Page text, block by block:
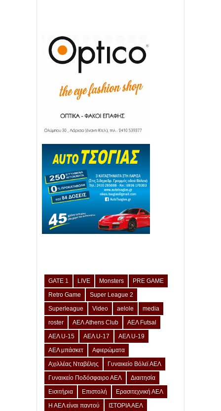
GATE 1 LIVE Monsters
PRE GAME
Retro Game
Super League 2
Superleague
Video aelole
media
roster
ΑΕΛ Athens Club
ΑΕΛ Futsal
ΑΕΛ U-15
ΑΕΛ U-17
ΑΕΛ U-19
ΑΕΛ μπάσκετ
Αφιερώματα
Αχιλλέας Νταβέλης
Γυναικείο Βόλεϊ ΑΕΛ
Γυναικείο Ποδόσφαιρο ΑΕΛ
Διαιτησία
Εισιτήρια
Επιστολή
Ερασιτεχνική ΑΕΛ
Η ΑΕΛ είναι παντού
ΙΣΤΟΡΙΑ ΑΕΛ